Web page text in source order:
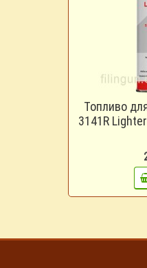
Топливо
3141R